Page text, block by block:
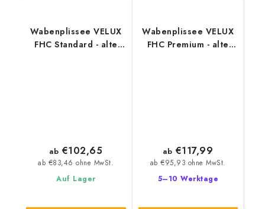
Wabenplissee VELUX
FHC Standard - alte
Auf Lager
ab €83,46 ohne MwSt.
ab €102,65
Wabenplissee VELUX
FHC Premium - alte
5–10 Werktage
ab €95,93 ohne MwSt.
ab €117,99